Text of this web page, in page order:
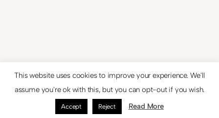
This website uses cookies to improve your experience. We'll
assume you're ok with this, but you can opt-out if you wish.
Accept Reject Read More